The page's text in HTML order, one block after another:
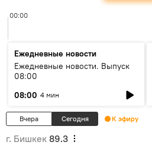
00:00
Ежедневные новости
Ежедневные новости. Выпуск
08:00
08:00 4 мин
Вчера Сегодня К эфиру
г. Бишкек 89.3